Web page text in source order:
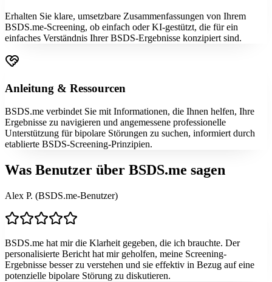
Erhalten Sie klare, umsetzbare Zusammenfassungen von Ihrem
BSDS.me-Screening, ob einfach oder KI-gestützt, die für ein
einfaches Verständnis Ihrer BSDS-Ergebnisse konzipiert sind.
Anleitung & Ressourcen
BSDS.me verbindet Sie mit Informationen, die Ihnen helfen, Ihre
Ergebnisse zu navigieren und angemessene professionelle
Unterstützung für bipolare Störungen zu suchen, informiert durch
etablierte BSDS-Screening-Prinzipien.
Was Benutzer über BSDS.me sagen
Alex P. (BSDS.me-Benutzer)
BSDS.me hat mir die Klarheit gegeben, die ich brauchte. Der
personalisierte Bericht hat mir geholfen, meine Screening-
Ergebnisse besser zu verstehen und sie effektiv in Bezug auf eine
potenzielle bipolare Störung zu diskutieren.